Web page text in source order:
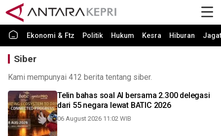
Ekonomi & Ftz Politik Hukum Kesra Hiburan Jagat
Siber
Kami mempunyai 412 berita tentang siber.
Telin bahas soal AI bersama 2.300 delegasi
dari 55 negara lewat BATIC 2026
06 August 2026 11:02 WIB